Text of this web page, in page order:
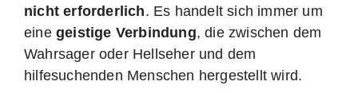
nicht erforderlich. Es handelt sich immer um
eine geistige Verbindung, die zwischen dem
Wahrsager oder Hellseher und dem
hilfesuchenden Menschen hergestellt wird.